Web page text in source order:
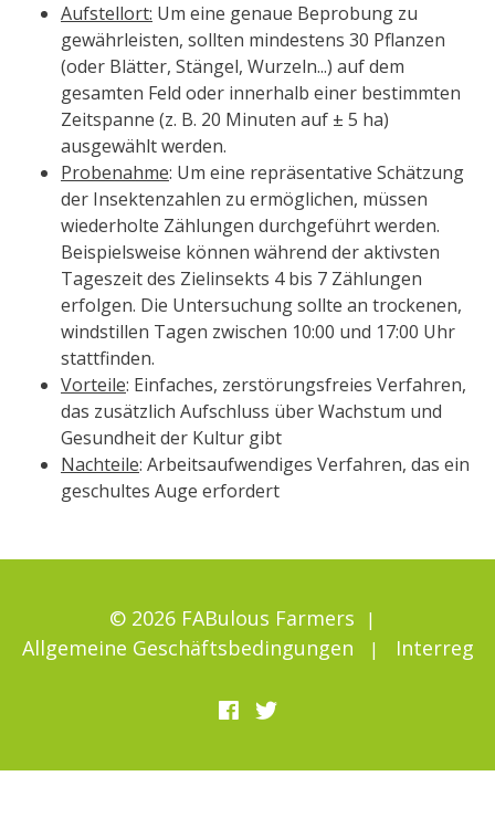
Aufstellort: Um eine genaue Beprobung zu
gewährleisten, sollten mindestens 30 Pflanzen
(oder Blätter, Stängel, Wurzeln...) auf dem
gesamten Feld oder innerhalb einer bestimmten
Zeitspanne (z. B. 20 Minuten auf ± 5 ha)
ausgewählt werden.
Probenahme: Um eine repräsentative Schätzung
der Insektenzahlen zu ermöglichen, müssen
wiederholte Zählungen durchgeführt werden.
Beispielsweise können während der aktivsten
Tageszeit des Zielinsekts 4 bis 7 Zählungen
erfolgen. Die Untersuchung sollte an trockenen,
windstillen Tagen zwischen 10:00 und 17:00 Uhr
stattfinden.
Vorteile: Einfaches, zerstörungsfreies Verfahren,
das zusätzlich Aufschluss über Wachstum und
Gesundheit der Kultur gibt
Nachteile: Arbeitsaufwendiges Verfahren, das ein
geschultes Auge erfordert
© 2026 FABulous Farmers
Allgemeine Geschäftsbedingungen
Interreg